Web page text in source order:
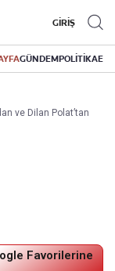
GİRİŞ
GÜNDEMPOLİTİKA
ve Dilan Polat’tan
Favorilerine